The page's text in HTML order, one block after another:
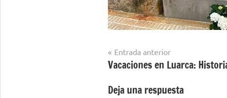
Navegación
de
entradas
Entrada anterior
Vacaciones en Luarca:
Deja una respuesta